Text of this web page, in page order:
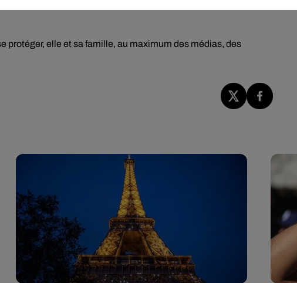
protéger, elle et sa famille, au maximum des médias, des